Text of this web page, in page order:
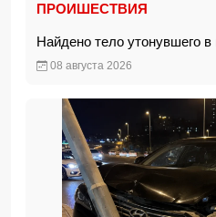
ПРОИШЕСТВИЯ
Найдено тело утонувшего
08 августа 2026